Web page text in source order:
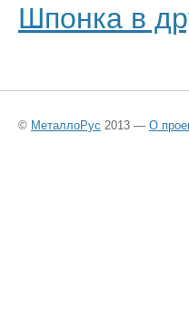
Шпонка в
© МеталлоРус 2013 — О